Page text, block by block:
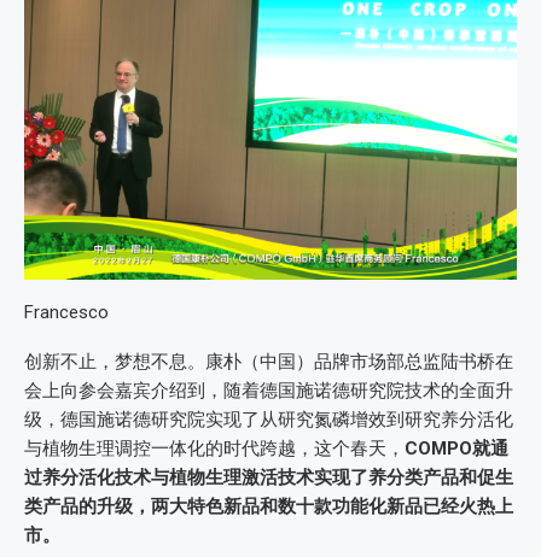
Francesco
创新不止，梦想不息。康朴（中国）品牌市场部总监陆书桥在
会上向参会嘉宾介绍到，随着德国施诺德研究院技术的全面升
级，德国施诺德研究院实现了从研究氮磷增效到研究养分活化
与植物生理调控一体化的时代跨越，这个春天， COMPO就通
过养分活化技术与植物生理激活技术实现了养分类产品和促生
类产品的升级，两大特色新品和数十款功能化新品已经火热上
市。